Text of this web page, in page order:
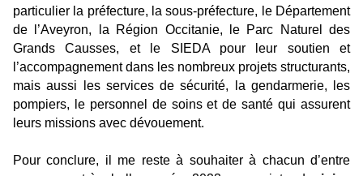
particulier la préfecture, la sous-préfecture, le Département
de l’Aveyron, la Région Occitanie, le Parc Naturel des
Grands Causses, et le SIEDA pour leur soutien et
l’accompagnement dans les nombreux projets structurants,
mais aussi les services de sécurité, la gendarmerie, les
pompiers, le personnel de soins et de santé qui assurent
leurs missions avec dévouement.
Pour conclure, il me reste à souhaiter à chacun d’entre